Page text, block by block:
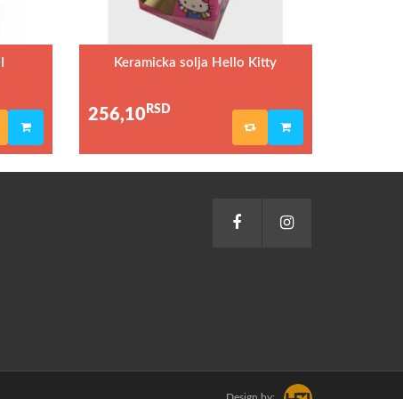
Keramicka solja Hello Kitty
256,10RSD